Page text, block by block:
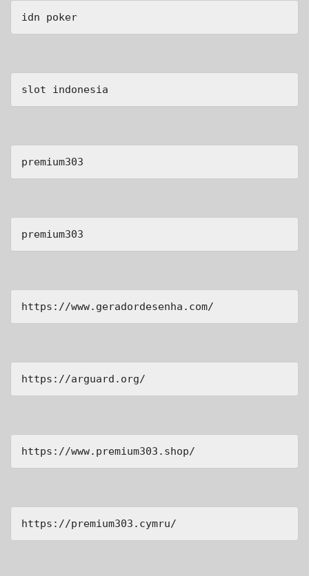
idn poker
slot indonesia
premium303
premium303
https://www.geradordesenha.com/
https://arguard.org/
https://www.premium303.shop/
https://premium303.cymru/